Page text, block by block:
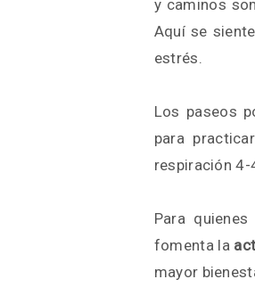
y caminos
Aquí se
estrés.
Los paseos
para
respiración 4-
Para
fomenta la
mayor